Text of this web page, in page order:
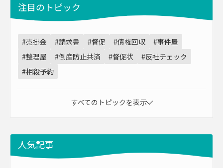
注目のトピック
#売掛金 #請求書 #督促 #債権回収
#事件屋
#整理屋
#倒産防止共済 #督促状
#反社チェック
#相殺予約
すべてのトピックを表示
人気記事